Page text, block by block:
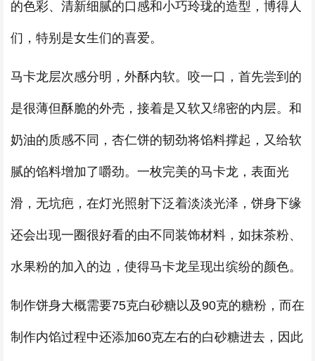
的色彩、清新细腻的口感和小巧玲珑的造型，博得人
们，特别是女生们的喜爱。
马卡龙层次感分明，外酥内软。咬一口，首先尝到的
是很薄但酥脆的外壳，接着是又软又绵密的内层。和
奶油的质感不同，杏仁饼的韧劲将馅料撑起，又给软
腻的馅料增加了嚼劲。一枚完美的马卡龙，表面光
滑，无坑疤，在灯光照射下泛着淡淡光泽，饼身下缘
还会出现一圈很好看的由不同装饰材料，如抹茶粉、
水果粉的加入的边，使得马卡龙呈现出缤纷的颜色。
制作饼身大概需要75克白砂糖以及90克的糖粉，而在
制作内馅过程中还添加60克左右的白砂糖进去，因此